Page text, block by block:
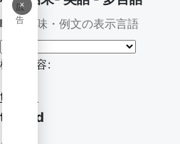
×
広
告意味・例文の表示言語
検索内容:
turned
turned